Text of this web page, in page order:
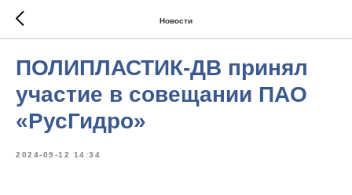
Новости
ПОЛИПЛАСТИК-ДВ принял
участие в совещании ПАО
«РусГидро»
2024-09-12 14:34